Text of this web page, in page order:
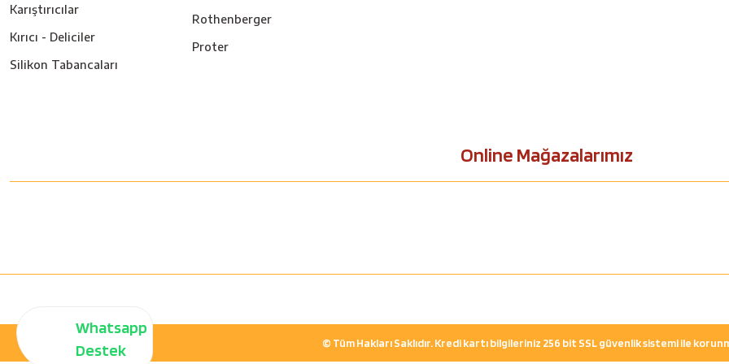
Karıştırıcılar
Kırıcı - Deliciler
Silikon Tabancaları
Rothenberger
Proter
Online Mağazalarımız
© Tüm Hakları Saklıdır. Kredi kartı bilgileriniz 256 bit SSL güvenlik sistemi ile
Whatsapp
Destek